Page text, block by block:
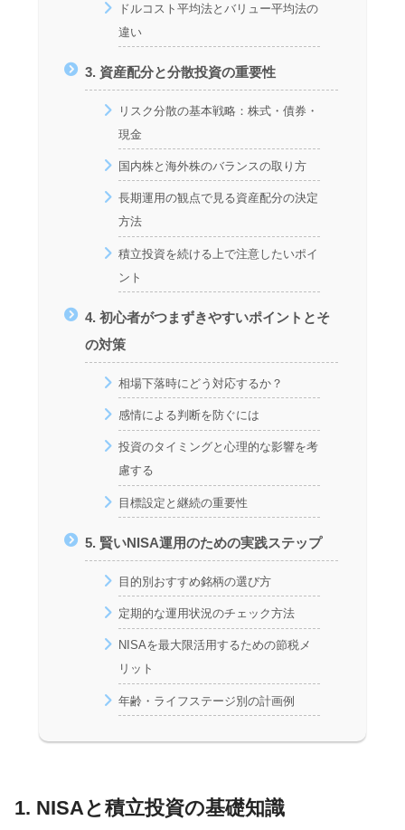
ドルコスト平均法とバリュー平均法の
違い
3. 資産配分と分散投資の重要性
リスク分散の基本戦略：株式・債券・
現金
国内株と海外株のバランスの取り方
長期運用の観点で見る資産配分の決定
方法
積立投資を続ける上で注意したいポイ
ント
4. 初心者がつまずきやすいポイントとそ
の対策
相場下落時にどう対応するか？
感情による判断を防ぐには
投資のタイミングと心理的な影響を考
慮する
目標設定と継続の重要性
5. 賢いNISA運用のための実践ステップ
目的別おすすめ銘柄の選び方
定期的な運用状況のチェック方法
NISAを最大限活用するための節税メ
リット
年齢・ライフステージ別の計画例
1. NISAと積立投資の基礎知識